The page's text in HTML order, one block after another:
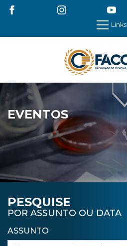
Links
EVENTOS
PESQUISE
POR ASSUNTO OU DATA
ASSUNTO